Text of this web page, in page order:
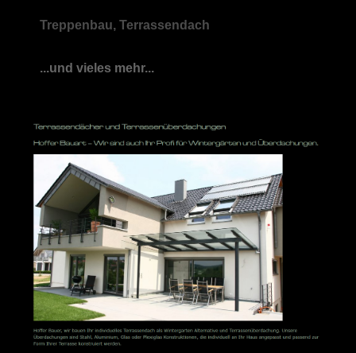
Treppenbau, Terrassendach
...und vieles mehr...